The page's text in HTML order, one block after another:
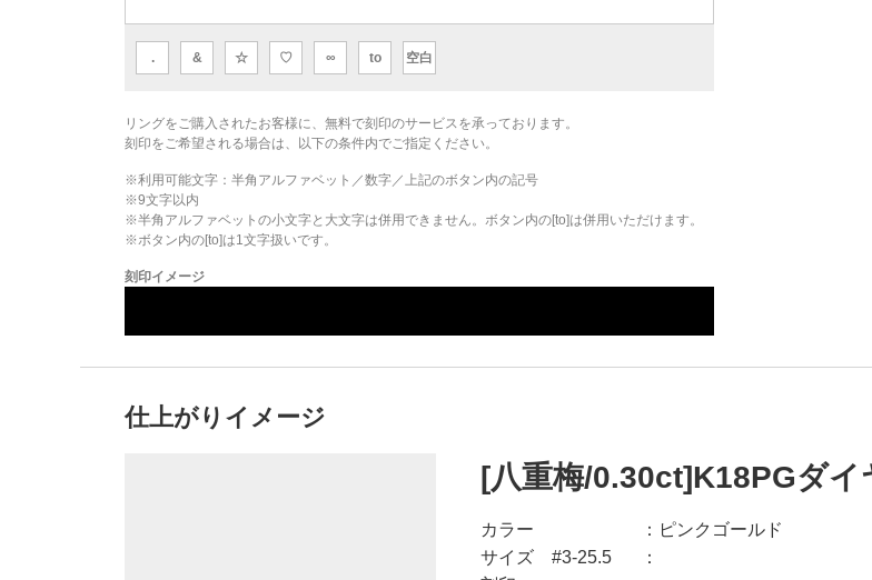
. & ☆ ♡ ∞ to 空白
リングをご購入されたお客様に、無料で刻印のサービスを承っております。
刻印をご希望される場合は、以下の条件内でご指定ください。
※利用可能文字： 半角アルファベット／数字／上記のボタン内の記号
※9文字以内
※半角アルファベットの小文字と大文字は併用できません。ボタン内の[to]は併用いただけます。
※ボタン内の[to]は1文字扱いです。
刻印イメージ
仕上がりイメージ
[八重梅/0.30ct]K18PGダ
カラー
ピンクゴールド
サイズ #3-25.5